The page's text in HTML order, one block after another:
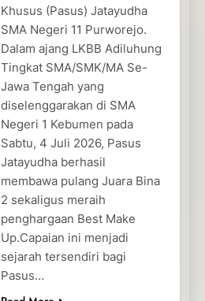
Khusus (Pasus) Jatayudha
SMA Negeri 11 Purworejo.
Dalam ajang LKBB Adiluhung
Tingkat SMA/SMK/MA Se-
Jawa Tengah yang
diselenggarakan di SMA
Negeri 1 Kebumen pada
Sabtu, 4 Juli 2026, Pasus
Jatayudha berhasil
membawa pulang Juara Bina
2 sekaligus meraih
penghargaan Best Make
Up.Capaian ini menjadi
sejarah tersendiri bagi
Pasus…